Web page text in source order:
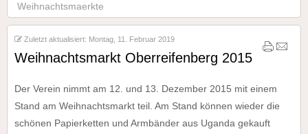
Weihnachtsmaerkte
Zuletzt aktualisiert: Montag, 11. Februar 2019
Weihnachtsmarkt Oberreifenberg 2015
Der Verein nimmt am 12. und 13. Dezember 2015 mit einem
Stand am Weihnachtsmarkt teil. Am Stand können wieder die
schönen Papierketten und Armbänder aus Uganda gekauft